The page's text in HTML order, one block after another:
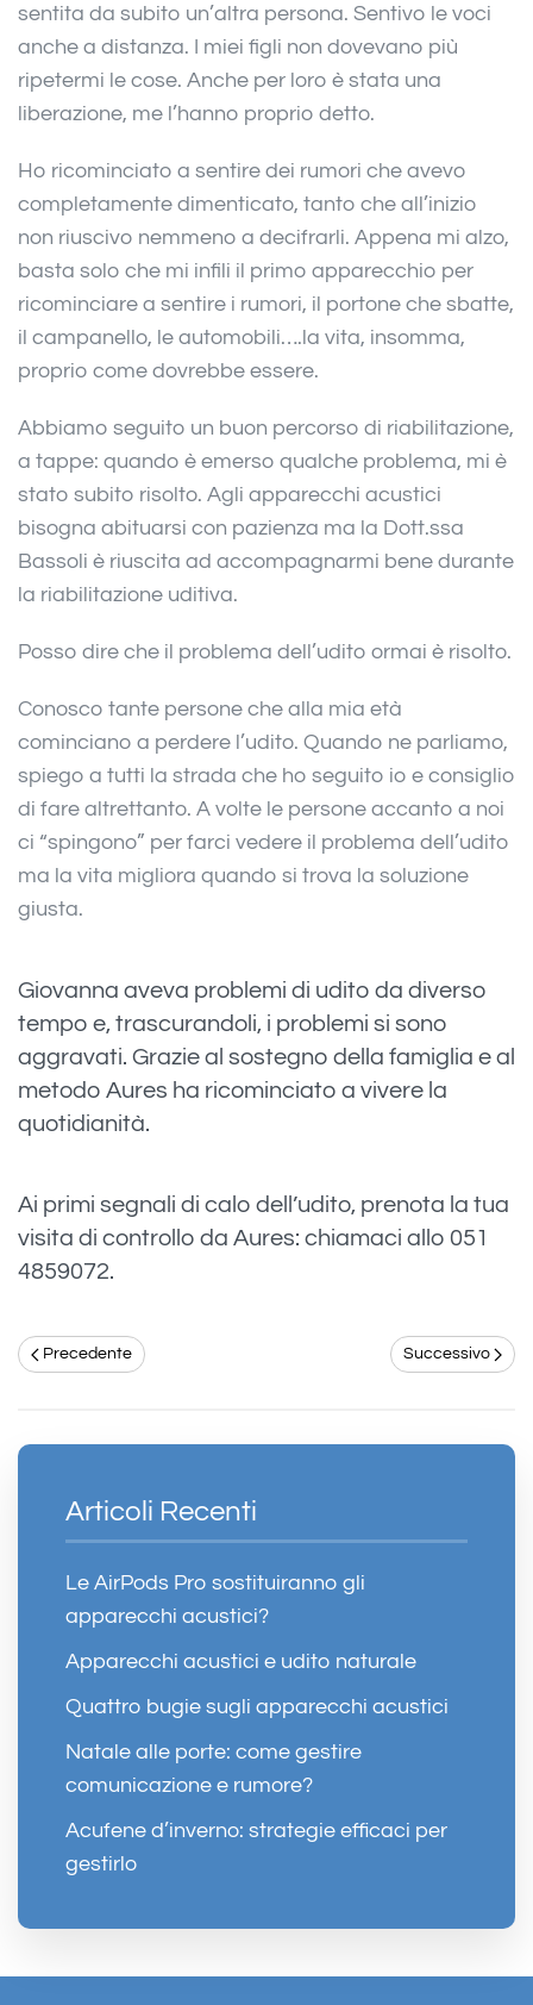
sentita da subito un’altra persona. Sentivo le voci
anche a distanza. I miei figli non dovevano più
ripetermi le cose. Anche per loro è stata una
liberazione, me l’hanno proprio detto.
Ho ricominciato a sentire dei rumori che avevo
completamente dimenticato, tanto che all’inizio
non riuscivo nemmeno a decifrarli. Appena mi alzo,
basta solo che mi infili il primo apparecchio per
ricominciare a sentire i rumori, il portone che sbatte,
il campanello, le automobili….la vita, insomma,
proprio come dovrebbe essere.
Abbiamo seguito un buon percorso di riabilitazione,
a tappe: quando è emerso qualche problema, mi è
stato subito risolto. Agli apparecchi acustici
bisogna abituarsi con pazienza ma la Dott.ssa
Bassoli è riuscita ad accompagnarmi bene durante
la riabilitazione uditiva.
Posso dire che il problema dell’udito ormai è risolto.
Conosco tante persone che alla mia età
cominciano a perdere l’udito. Quando ne parliamo,
spiego a tutti la strada che ho seguito io e consiglio
di fare altrettanto. A volte le persone accanto a noi
ci “spingono” per farci vedere il problema dell’udito
ma la vita migliora quando si trova la soluzione
giusta.
Giovanna aveva problemi di udito da diverso
tempo e, trascurandoli, i problemi si sono
aggravati. Grazie al sostegno della famiglia e al
metodo Aures ha ricominciato a vivere la
quotidianità.
Ai primi segnali di calo dell’udito, prenota la tua
visita di controllo da Aures: chiamaci allo 051
4859072.
Precedente Successivo
Articoli Recenti
Le AirPods Pro sostituiranno gli
apparecchi acustici?
Apparecchi acustici e udito naturale
Quattro bugie sugli apparecchi acustici
Natale alle porte: come gestire
comunicazione e rumore?
Acufene d’inverno: strategie efficaci per
gestirlo